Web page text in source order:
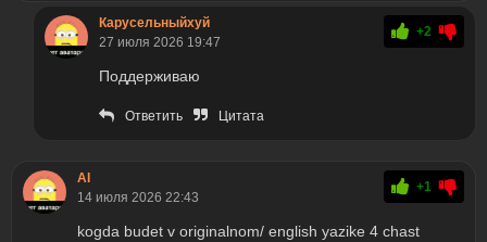
Карусельныйхуй
27 июля 2026 19:47
+2
Поддерживаю
Ответить Цитата
AI
14 июля 2026 22:43
+1
kogda budet v originalnom/ english yazike 4 chast